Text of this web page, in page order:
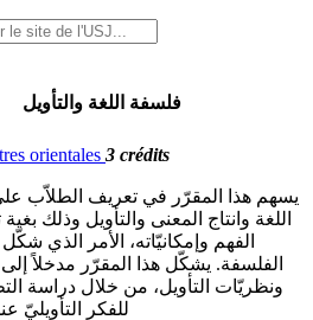
فلسفة اللغة والتأويل
orientales 3 crédits
يسهم هذا المقرّر في تعريف الطلاّب
اللغة وانتاج المعنى والتأويل وذلك
الفهم وإمكانيّاته، الأمر الذي
الفلسفة. يشكّل هذا المقرّر مدخلاً
ونظريّات التأويل، من خلال دراسة
للفكر التأويليّ